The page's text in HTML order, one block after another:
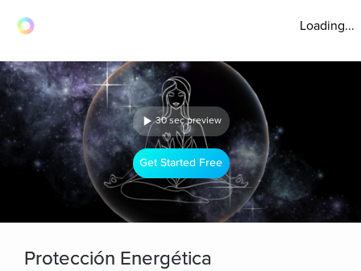
Loading...
30 sec preview
Get Started Free
Protección Energética